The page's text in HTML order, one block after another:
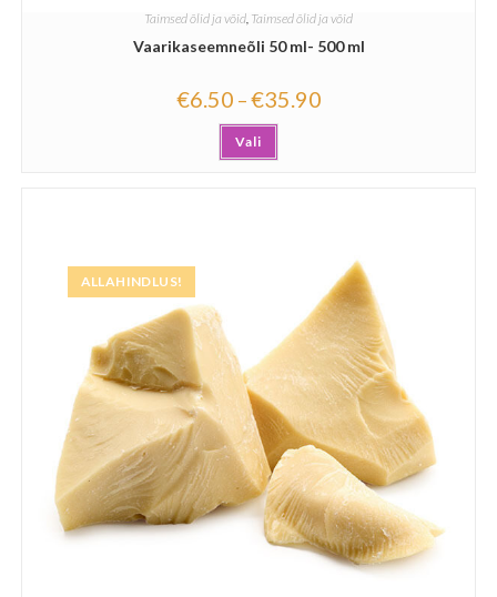
Taimsed õlid ja võid, Taimsed õlid ja võid
Vaarikaseemneõli 50 ml- 500 ml
€6.50 –€35.90
Vali
ALLAHINDLUS!